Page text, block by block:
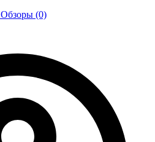
Обзоры (0)